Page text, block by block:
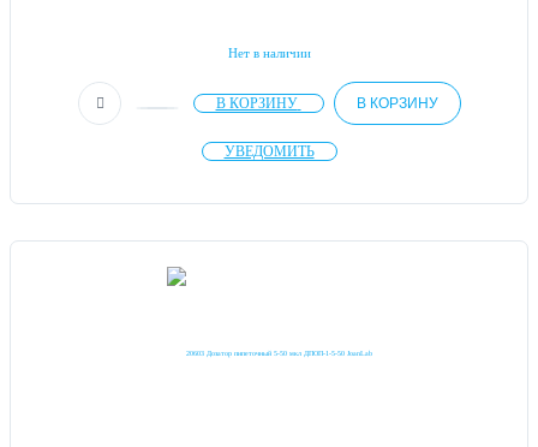
Нет в наличии
В КОРЗИНУ В КОРЗИНУ
УВЕДОМИТЬ